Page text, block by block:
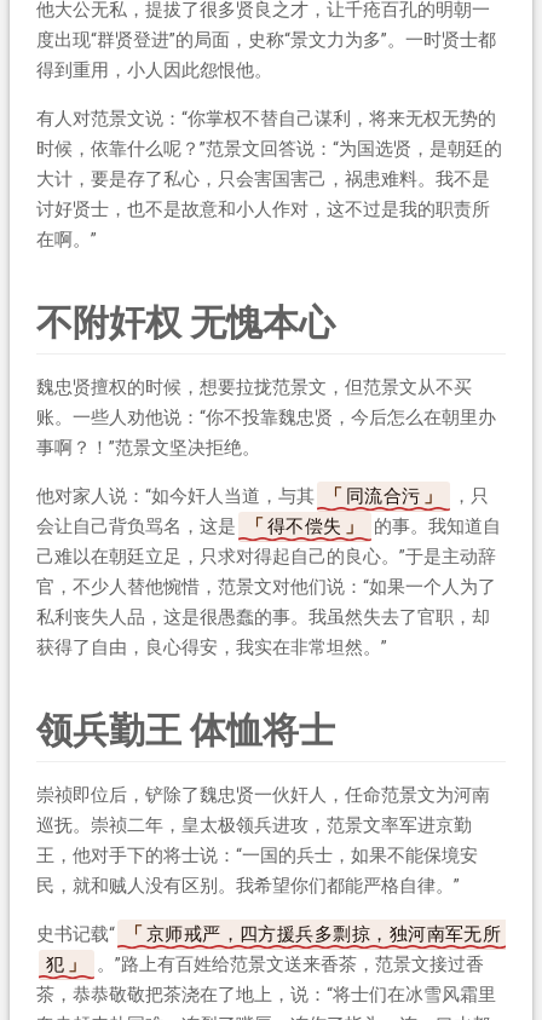
他大公无私，提拔了很多贤良之才，让千疮百孔的明朝一
度出现“群贤登进”的局面，史称“景文力为多”。一时贤士都
得到重用，小人因此怨恨他。
有人对范景文说：“你掌权不替自己谋利，将来无权无势的
时候，依靠什么呢？”范景文回答说：“为国选贤，是朝廷的
大计，要是存了私心，只会害国害己，祸患难料。我不是
讨好贤士，也不是故意和小人作对，这不过是我的职责所
在啊。”
不附奸权 无愧本心
魏忠贤擅权的时候，想要拉拢范景文，但范景文从不买
账。一些人劝他说：“你不投靠魏忠贤，今后怎么在朝里办
事啊？！”范景文坚决拒绝。
他对家人说：“如今奸人当道，与其 同流合污
，只
会让自己背负骂名，这是
得不偿失
的事。我知道自
己难以在朝廷立足，只求对得起自己的良心。”于是主动辞
官，不少人替他惋惜，范景文对他们说：“如果一个人为了
私利丧失人品，这是很愚蠢的事。我虽然失去了官职，却
获得了自由，良心得安，我实在非常坦然。”
领兵勤王 体恤将士
崇祯即位后，铲除了魏忠贤一伙奸人，任命范景文为河南
巡抚。崇祯二年，皇太极领兵进攻，范景文率军进京勤
王，他对手下的将士说：“一国的兵士，如果不能保境安
民，就和贼人没有区别。我希望你们都能严格自律。”
史书记载“
京师戒严，四方援兵多剽掠，独河南军无所
犯
。”路上有百姓给范景文送来香茶，范景文接过香
茶，恭恭敬敬把茶浇在了地上，说：“将士们在冰雪风霜里